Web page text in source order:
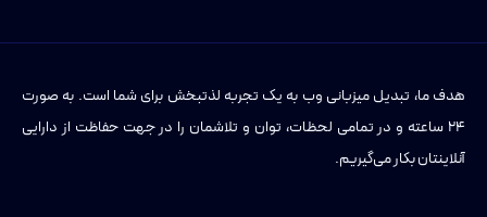
هدف ما، تبدیل میزبانی وب به یک تجربه لذتبخش برای شما است. به صورت
۲۴ ساعته و در تمامی لحظات، توان و تلاشمان را در جهت حفاظت از دارایی
آنلاینتان بکار می‌گیریم.